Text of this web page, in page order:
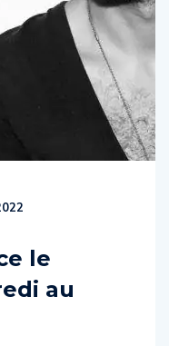
le
au